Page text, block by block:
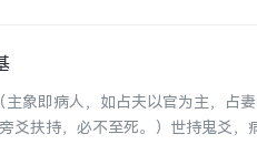
主象即病人，如占夫以官为主，
爻扶持，必不至死。）世持鬼爻，